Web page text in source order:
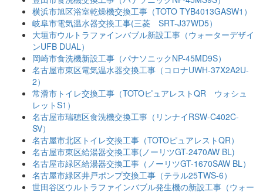
横浜市旭区浴室乾燥機交換工事（TOTO TYB4013GASW1）
岐阜市電気温水器交換工事(三菱 SRT-J37WD5）
大垣市ウルトラファインバブル新設工事（ウォーターデザイ
ンUFB DUAL）
岡崎市食洗機新設工事（パナソニックNP-45MD9S）
名古屋市東区電気温水器交換工事（コロナUWH-37X2A2U-
2）
常滑市トイレ交換工事（TOTOピュアレストQR ウォシュ
レットS1）
名古屋市瑞穂区食洗機交換工事（リンナイRSW-C402C-
SV）
名古屋市北区トイレ交換工事（TOTOピュアレストQR）
名古屋市東区給湯器交換工事(ノーリツGT-2470AW BL)
名古屋市緑区給湯器交換工事（ノーリツGT-1670SAW BL）
名古屋市緑区井戸ポンプ交換工事（テラル25TWS-6）
世田谷区ウルトラファインバブル発生機の新設工事（ウォー